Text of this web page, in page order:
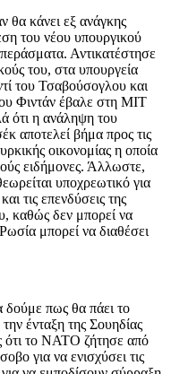
θα κάνει εξ ανάγκης
του νέου υπουργικού
Αντικατέστησε
του, στα υπουργεία
του Τσαβούσογλου και
Φιντάν έβαλε στη ΜΙΤ
ότι η ανάληψη του
αποτελεί βήμα προς τις
οικονομίας η οποία
ειδήμονες. Άλλωστε,
υποχρεωτικό για
τις επενδύσεις της
καθώς δεν μπορεί να
μπορεί να διαθέσει
δούμε πως θα πάει το
την ένταξη της Σουηδίας
ότι το ΝΑΤΟ ζήτησε από
για να ενισχύσει τις